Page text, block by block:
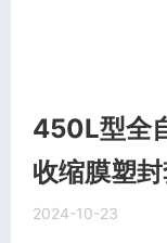
450L型全
收缩膜塑
2024-10-23